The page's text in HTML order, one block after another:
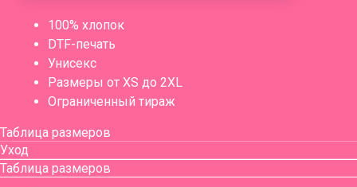
100% хлопок
DTF-печать
Унисекс
Размеры от XS до 2XL
Ограниченный тираж
Таблица размеров
Уход
Таблица размеров